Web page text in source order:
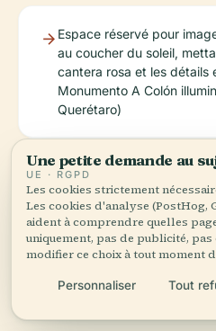
Espace réservé pour
au coucher du soleil,
cantera rosa et les détails
Monumento A Colón
Querétaro)
Espace réservé pour
centre historique de
Monumento A Colón et
(alt : Vue aérienne du
centre historique de
Une petite demande au
UE · RGPD
Les cookies strictement
Les cookies d'analyse (PostHog,
aident à comprendre quelles
uniquement, pas de publicité, pas
modifier ce choix à tout moment
Personnaliser Tout